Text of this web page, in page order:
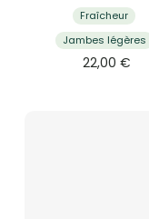
Fraîcheur
Jambes légères
22,00€